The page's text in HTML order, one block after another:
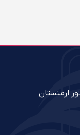
تور ارمنستان